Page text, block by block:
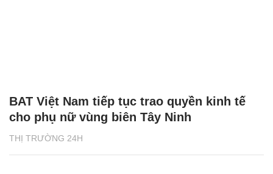
THỊ TRƯỜNG 24H
BAT Việt Nam tiếp tục trao quyền kinh tế
cho phụ nữ vùng biên Tây Ninh